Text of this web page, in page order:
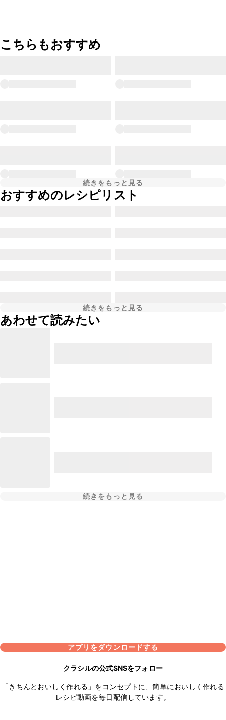
こちらもおすすめ
続きをもっと見る
おすすめのレシピリスト
続きをもっと見る
あわせて読みたい
続きをもっと見る
アプリをダウンロードする
クラシルの公式SNSをフォロー
「きちんとおいしく作れる」をコンセプトに、簡単においしく作れる
レシピ動画を毎日配信しています。